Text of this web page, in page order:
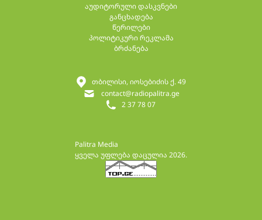
აუდიტორული დასკვნები
განცხადება
წერილები
პოლიტიკური რეკლამა
ბრძანება
Palitra Media
ყველა უფლება დაცულია 2026.
2 37 78 07
contact@radiopalitra.ge
თბილისი, იოსებიძის ქ. 49